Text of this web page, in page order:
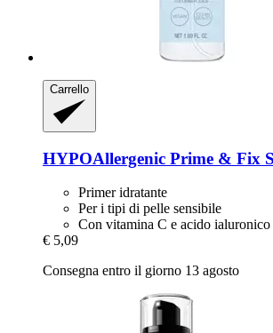
Carrello
HYPOAllergenic Prime & Fix
Primer idratante
Per i tipi di pelle sensibile
Con vitamina C e acido ialuronico
€ 5,09
Consegna entro il giorno 13 agosto